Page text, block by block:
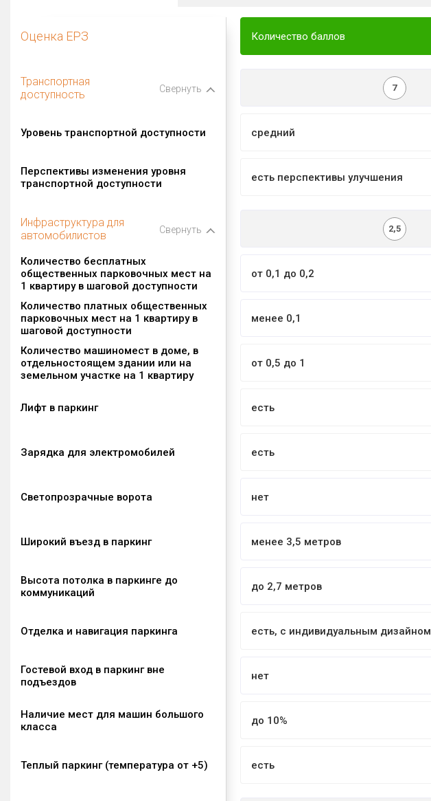
Оценка ЕРЗ Количество баллов
Транспортная
доступность
Свернуть 7
Уровень транспортной доступности средний
Перспективы изменения уровня
транспортной доступности
есть перспективы улучшения
Инфраструктура для
автомобилистов
Свернуть 2,5
Количество бесплатных
общественных парковочных мест на
1 квартиру в шаговой доступности
от 0,1 до 0,2
Количество платных общественных
парковочных мест на 1 квартиру в
шаговой доступности
менее 0,1
Количество машиномест в доме, в
отдельностоящем здании или на
земельном участке на 1 квартиру
от 0,5 до 1
Лифт в паркинг есть
Зарядка для электромобилей есть
Светопрозрачные ворота нет
Широкий въезд в паркинг менее 3,5 метров
Высота потолка в паркинге до
коммуникаций
до 2,7 метров
Отделка и навигация паркинга есть, с индивидуальным дизайном
Гостевой вход в паркинг вне
подъездов
нет
Наличие мест для машин большого
класса
до 10%
Теплый паркинг (температура от +5) есть